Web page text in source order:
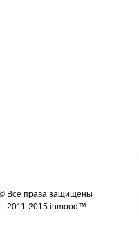
Все права защищены
2011-2015 inmood™